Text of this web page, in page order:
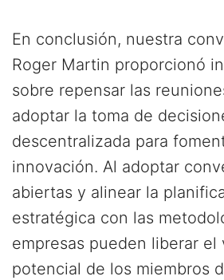
En conclusión, nuestra
Roger Martin proporcionó
sobre repensar las
adoptar la toma de
descentralizada para
innovación. Al adoptar
abiertas y alinear la
estratégica con las
empresas pueden liberar el
potencial de los miembros